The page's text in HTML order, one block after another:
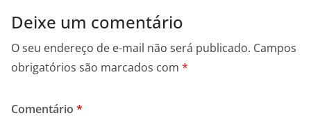
Deixe um comentário
O seu endereço de e-mail não será publicado. Campos
obrigatórios são marcados com *
Comentário *